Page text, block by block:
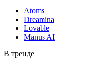
Atoms
Dreamina
Lovable
Manus AI
В тренде